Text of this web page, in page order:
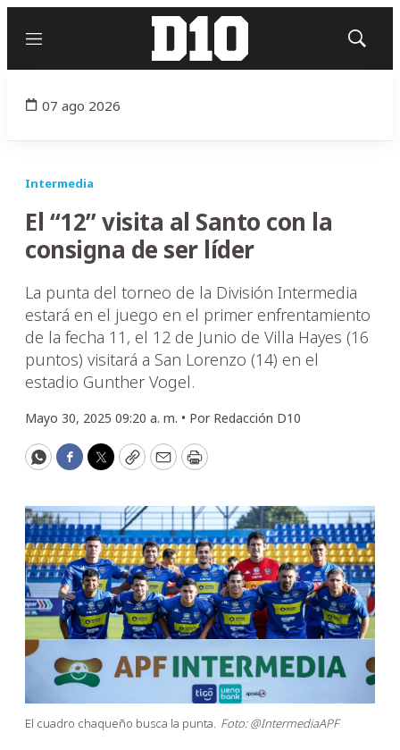
Menú
Mostrar
07 ago 2026
Intermedia
El “12” visita al Santo con la
consigna de ser líder
La punta del torneo de la División Intermedia
estará en el juego en el primer enfrentamiento
de la fecha 11, el 12 de Junio de Villa Hayes (16
puntos) visitará a San Lorenzo (14) en el
estadio Gunther Vogel.
Mayo 30, 2025 09:20 a. m. • Por Redacción D10
WhatsApp
Facebook
Twitter
CopyEmailPrint
El cuadro chaqueño busca la punta. Foto: @IntermediaAPF